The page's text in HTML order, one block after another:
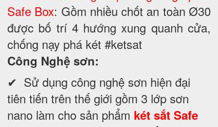
Safe Box: Gồm nhiều chốt an toàn Ø30
được bố trí 4 hướng xung quanh cửa,
chống nạy phá két #ketsat
Công Nghệ sơn:
✔ Sử dụng công nghệ sơn hiện đại
tiên tiến trên thế giới gồm 3 lớp sơn
nano làm cho sản phẩm két sắt Safe